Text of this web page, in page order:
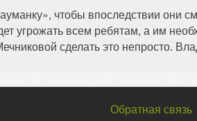
чтобы впоследствии они
угрожать всем ребятам, а им
сделать это непросто.
Обратная связь